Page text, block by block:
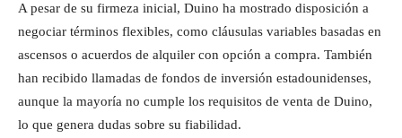
A pesar de su firmeza inicial, Duino ha mostrado disposición a
negociar términos flexibles, como cláusulas variables basadas en
ascensos o acuerdos de alquiler con opción a compra. También
han recibido llamadas de fondos de inversión estadounidenses,
aunque la mayoría no cumple los requisitos de venta de Duino,
lo que genera dudas sobre su fiabilidad.